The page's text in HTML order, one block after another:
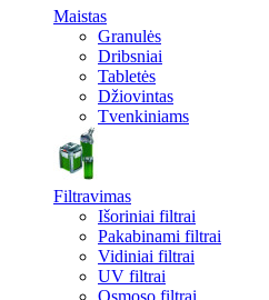
Maistas
Granulės
Dribsniai
Tabletės
Džiovintas
Tvenkiniams
Filtravimas
Išoriniai filtrai
Pakabinami filtrai
Vidiniai filtrai
UV filtrai
Osmoso filtrai